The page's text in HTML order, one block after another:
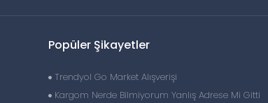
Popüler Şikayetler
Trendyol Go Market Alışverişi
Kargom Nerde Bilmiyorum Yanlış Adrese Mi Gitti